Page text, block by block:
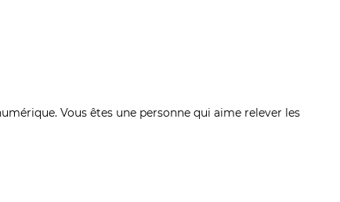
Vous êtes une personne qui aime relever les